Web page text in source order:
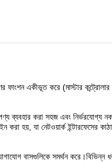
একীভূত করে (মাস্টার
করা সহজ এবং নির্ভরযোগ্য
যা নেটওয়ার্ক ইন্টারফেসের
বাসগুলিকে সমর্থন করে।বিভিন্ন